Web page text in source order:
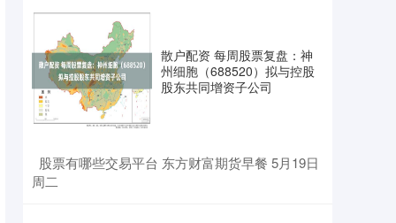
散户配资 每周股票复盘：神
州细胞（688520）拟与控股
股东共同增资子公司
​股票有哪些交易平台 东方财富期货早餐 5月19日
周二